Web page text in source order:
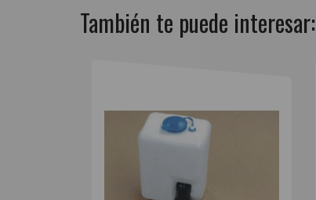
También te puede interesar: